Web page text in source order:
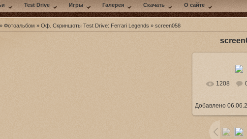
Test Drive Игры Галерея Скачать О сайте
» Фотоальбом » Оф. Скриншоты Test Drive: Ferrari Legends » screen058
В
1920x1080/
1208
Добавлено